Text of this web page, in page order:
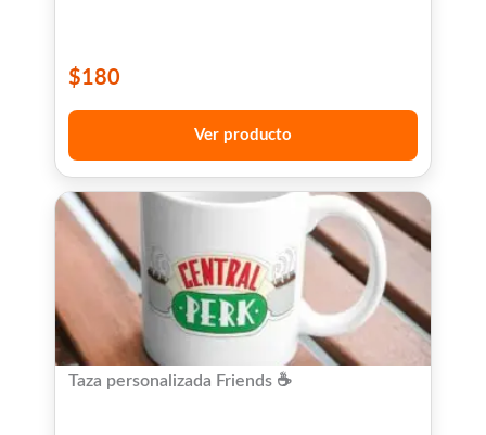
$180
Ver producto
Taza personalizada Friends ☕